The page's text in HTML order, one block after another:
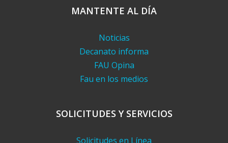
MANTENTE AL DÍA
Noticias
Decanato informa
FAU Opina
Fau en los medios
SOLICITUDES Y SERVICIOS
Solicitudes en Línea